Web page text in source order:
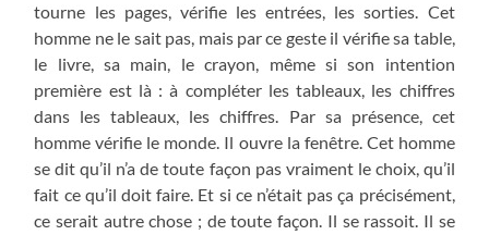
tourne les pages, vérifie les entrées, les sorties. Cet
homme ne le sait pas, mais par ce geste il vérifie sa table,
le livre, sa main, le crayon, même si son intention
première est là : à compléter les tableaux, les chiffres
dans les tableaux, les chiffres. Par sa présence, cet
homme vérifie le monde. Il ouvre la fenêtre. Cet homme
se dit qu’il n’a de toute façon pas vraiment le choix, qu’il
fait ce qu’il doit faire. Et si ce n’était pas ça précisément,
ce serait autre chose ; de toute façon. Il se rassoit. Il se